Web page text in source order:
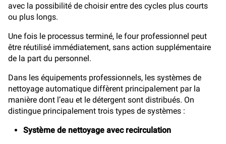
avec la possibilité de choisir entre des cycles plus courts
ou plus longs.
Une fois le processus terminé, le four professionnel peut
être réutilisé immédiatement, sans action supplémentaire
de la part du personnel.
Dans les équipements professionnels, les systèmes de
nettoyage automatique diffèrent principalement par la
manière dont l’eau et le détergent sont distribués. On
distingue principalement trois types de systèmes :
Système de nettoyage avec recirculation